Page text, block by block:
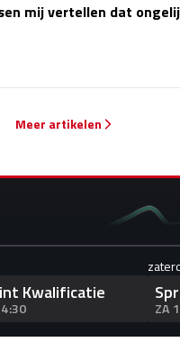
mij vertellen dat
Meer artikelen
Kwalificatie
ZA